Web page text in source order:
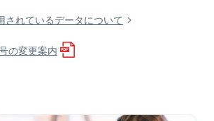
されているデータについて
の変更案内